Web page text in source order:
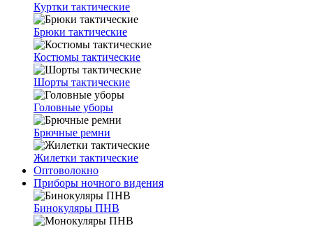
Куртки тактические
Брюки тактические
Костюмы тактические
Шорты тактические
Головные уборы
Брючные ремни
Жилетки тактические
Оптоволокно
Приборы ночного видения
Бинокуляры ПНВ